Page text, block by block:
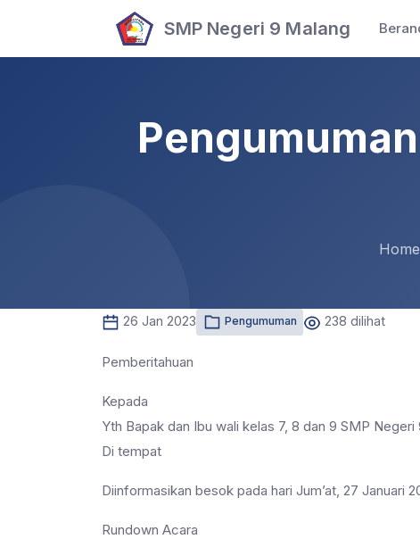
SMP Negeri 9 Malang
Home
26 Jan 2023 Pengumuman 238 dilihat
Pemberitahuan
Kepada
Yth Bapak dan Ibu wali kelas 7, 8 dan 9 SMP Negeri
Di tempat
Diinformasikan besok pada hari Jum’at, 27 Januari
Rundown Acara